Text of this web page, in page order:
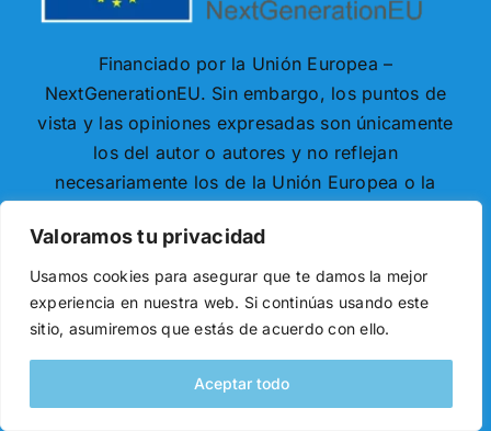
Valoramos tu privacidad
Usamos cookies para asegurar que te damos la mejor
experiencia en nuestra web. Si continúas usando este
sitio, asumiremos que estás de acuerdo con ello.
Aceptar todo
Financiado por la Unión Europea –
NextGenerationEU. Sin embargo, los puntos de
vista y las opiniones expresadas son únicamente
los del autor o autores y no reflejan
necesariamente los de la Unión Europea o la
Comisión Europea pueden ser consideradas
responsables de las mismas.